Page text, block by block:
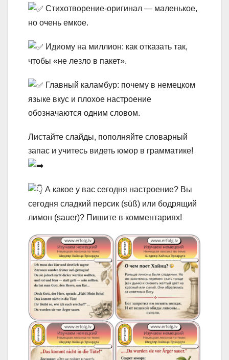
Стихотворение-оригинал — маленькое,
но очень емкое.
Идиому на миллион: как отказать так,
чтобы «не лезло в пакет».
Главный каламбур: почему в немецком
языке вкус и плохое настроение
обозначаются одним словом.
Листайте слайды, пополняйте словарный
запас и учитесь видеть юмор в грамматике!
А какое у вас сегодня настроение? Вы
сегодня сладкий персик (süß) или бодрящий
лимон (sauer)? Пишите в комментариях!